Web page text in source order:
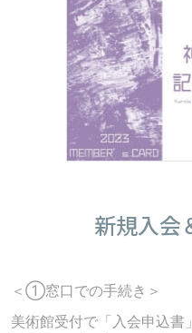
新規入会
＜①窓口での手続き＞
美術館受付で「入会申込